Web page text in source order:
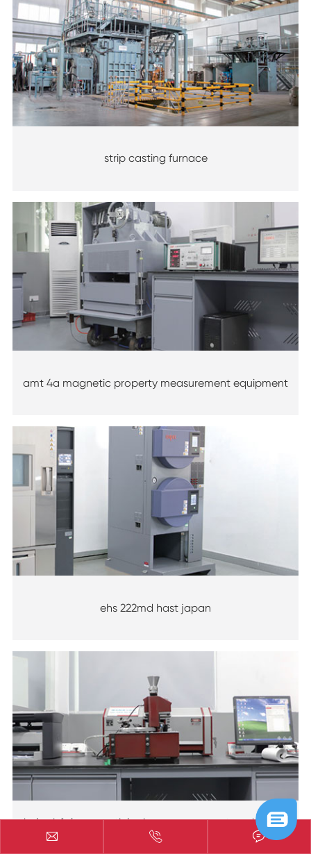
strip casting furnace
amt 4a magnetic property measurement equipment
ehs 222md hast japan
helos bfs laser particle size measurement equipment
germany
  